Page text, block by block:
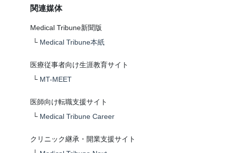
関連媒体
Medical Tribune新聞版
└ Medical Tribune本紙
医療従事者向け生涯教育サイト
└ MT-MEET
医師向け転職支援サイト
└ Medical Tribune Career
クリニック継承・開業支援サイト